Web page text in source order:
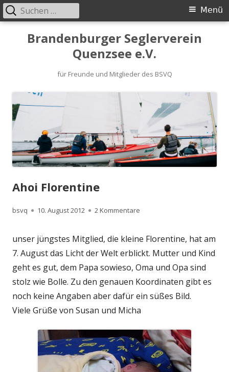
Brandenburger Seglerverein
Quenzsee e.V.
für Freunde und Mitglieder des BSVQ
Primäres
Menü
Menü
Suchen
nach:
Ahoi Florentine
Autor
bsvq
Veröffentlicht
10. August 2012 2 Kommentare
unser jüngstes Mitglied, die kleine Florentine, hat am
7. August das Licht der Welt erblickt. Mutter und Kind
geht es gut, dem Papa sowieso, Oma und Opa sind
stolz wie Bolle. Zu den genauen Koordinaten gibt es
noch keine Angaben aber dafür ein süßes Bild.
Viele Grüße von Susan und Micha